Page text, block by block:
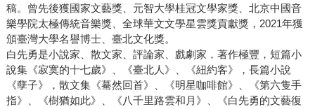
稿。曾先後獲國家文藝獎、元智大學桂冠文學家獎、北京中國音
樂學院太極傳統音樂獎、全球華文文學星雲獎貢獻獎，2021年獲
頒臺灣大學名譽博士、臺北文化獎。
白先勇是小說家、散文家、評論家、戲劇家，著作極豐，短篇小
說集《寂寞的十七歲》、《臺北人》、《紐約客》，長篇小說
《孽子》，散文集《驀然回首》、《明星咖啡館》、《第六隻手
指》、《樹猶如此》、《八千里路雲和月》、《白先勇的文藝復